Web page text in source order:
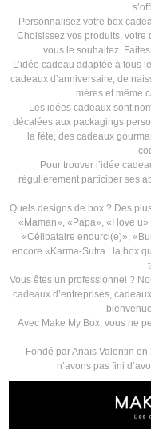
Personnalisez votre box
Choisissez vos produits, votre
vous le souhaitez.
L’idée cadeau adaptée à tous
cadeaux d’anniversaire, de
mères et même
Les idées cadeaux sont
décalées aux packagings
la fête, des cadeaux
Pour trouver l’idée
régulièrement participer ses
Quels designs de box ? Des
«Maman», «Papa», «I love
«Célibataire endurci(e)»,
encore «Karma-Sutra : la box
Vous êtes un professionnel ?
cadeaux d’entreprises,
Avec Make My Box, vous ne
Fondé par Anaïs Valentin
n’avons pas fini